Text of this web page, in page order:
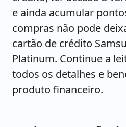
e ainda acumular
compras não pode
cartão de crédito
Platinum. Continue a
todos os detalhes e
produto financeiro.